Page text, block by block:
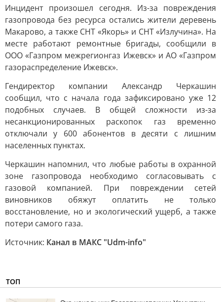
Инцидент произошел сегодня. Из-за повреждения
газопровода без ресурса остались жители деревень
Макарово, а также СНТ «Якорь» и СНТ «Излучина». На
месте работают ремонтные бригады, сообщили в
ООО «Газпром межрегионгаз Ижевск» и АО «Газпром
газораспределение Ижевск».
Гендиректор компании Александр Черкашин
сообщил, что с начала года зафиксировано уже 12
подобных случаев. В общей сложности из-за
несанкционированных раскопок газ временно
отключали у 600 абонентов в десяти с лишним
населенных пунктах.
Черкашин напомнил, что любые работы в охранной
зоне газопровода необходимо согласовывать с
газовой компанией. При повреждении сетей
виновников обяжут оплатить не только
восстановление, но и экологический ущерб, а также
потери самого газа.
Источник: Канал в МАКС "Udm-info"
ТОП